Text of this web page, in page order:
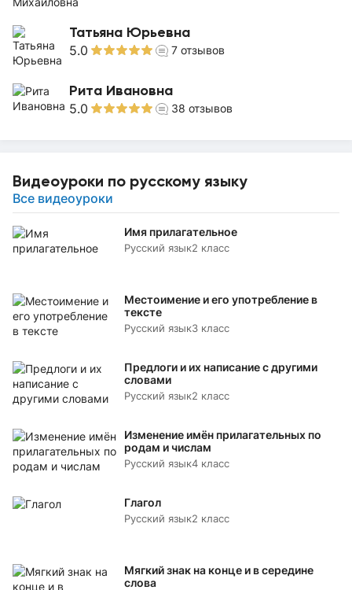
Татьяна Юрьевна
5.0 7 отзывов
Рита Ивановна
5.0 38 отзывов
Видеоуроки по русскому языку
Все видеоуроки
Имя прилагательное
Русский язык2 класс
Местоимение и его употребление в
тексте
Русский язык3 класс
Предлоги и их написание с другими
словами
Русский язык2 класс
Изменение имён прилагательных по
родам и числам
Русский язык4 класс
Глагол
Русский язык2 класс
Мягкий знак на конце и в середине
слова